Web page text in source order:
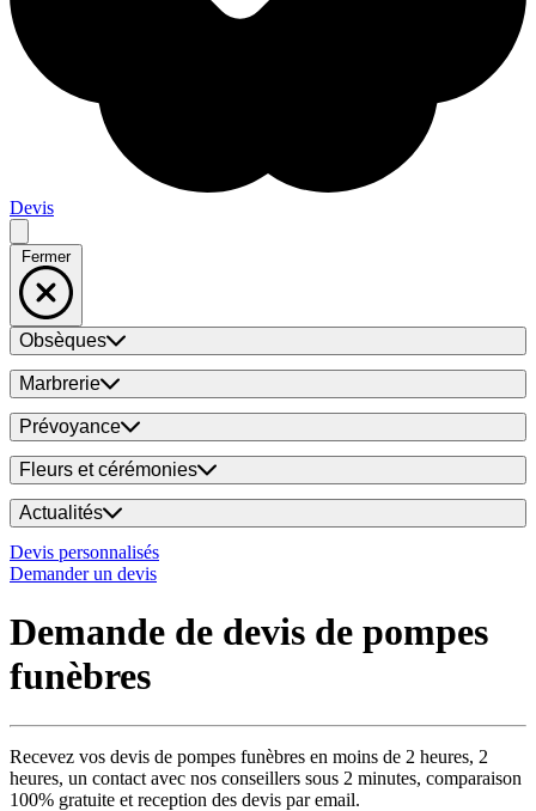
Devis
Fermer
Obsèques
Marbrerie
Prévoyance
Fleurs et cérémonies
Actualités
Devis personnalisés
Demander un devis
Demande de devis de pompes
funèbres
Recevez vos devis de pompes funèbres en moins de 2 heures, 2
heures, un contact avec nos conseillers sous 2 minutes, comparaison
100% gratuite et reception des devis par email.